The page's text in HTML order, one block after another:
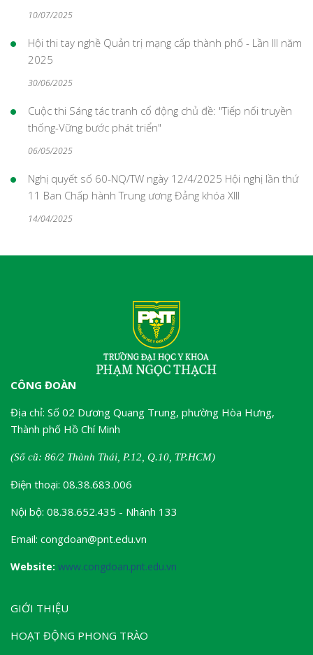
10/07/2025
Hội thi tay nghề Quản trị mạng cấp thành phố - Lần III năm
2025
30/06/2025
Cuộc thi Sáng tác tranh cổ động chủ đề: "Tiếp nối truyền
thống-Vững bước phát triển"
06/05/2025
Nghị quyết số 60-NQ/TW ngày 12/4/2025 Hội nghị lần thứ
11 Ban Chấp hành Trung ương Đảng khóa XIII
14/04/2025
CÔNG ĐOÀN
Địa chỉ: Số 02 Dương Quang Trung, phường Hòa Hưng,
Thành phố Hồ Chí Minh
(Số cũ: 86/2 Thành Thái, P.12, Q.10, TP.HCM)
Điện thoại: 08.38.683.006
Nội bộ: 08.38.652.435 - Nhánh 133
Email: congdoan@pnt.edu.vn
Website: www.congdoan.pnt.edu.vn
GIỚI THIỆU
HOẠT ĐỘNG PHONG TRÀO